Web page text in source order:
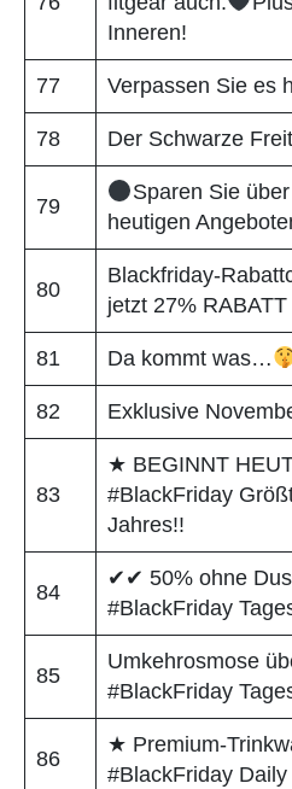
Inneren!
77 Verpassen Sie es
78 Der Schwarze
79
Sparen Sie
heutigen
80
Blackfriday-
jetzt 27% RABATT
81 Da kommt was…
82 Exklusive
83
★ BEGINNT
#BlackFriday
Jahres!!
84
✔✔ 50% ohne
#BlackFriday
85
Umkehrosmose
#BlackFriday
86
★ Premium-
#BlackFriday Daily